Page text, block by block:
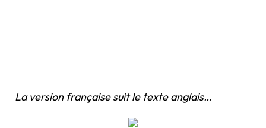
La version française suit le texte anglais…